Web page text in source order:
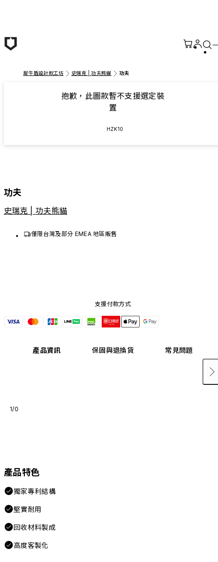
犀牛盾設計款工坊 史瑞克 | 功夫熊貓 功夫
抱歉，此圖款暫不支援選定裝
置
HZK10
功夫
史瑞克 | 功夫熊貓
僅限台灣及部分 EMEA 地區販售
支援付款方式
產品資訊 保固與退換貨 常見問題
1/0
產品特色
獨家專利結構
堅實耐用
回收材料製成
高度客製化